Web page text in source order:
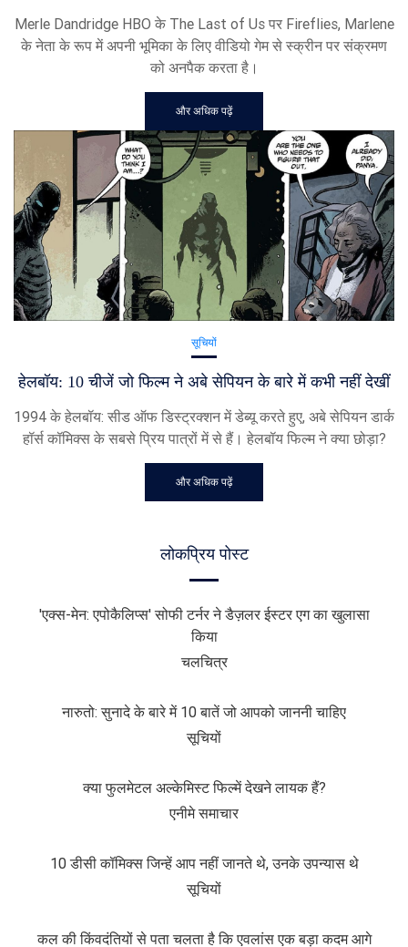
Merle Dandridge HBO के The Last of Us पर Fireflies, Marlene
के नेता के रूप में अपनी भूमिका के लिए वीडियो गेम से स्क्रीन पर संक्रमण
को अनपैक करता है।
और अधिक पढ़ें
सूचियों
हेलबॉय: 10 चीजें जो फिल्म ने अबे सेपियन के बारे में कभी नहीं देखीं
1994 के हेलबॉय: सीड ऑफ डिस्ट्रक्शन में डेब्यू करते हुए, अबे सेपियन डार्क
हॉर्स कॉमिक्स के सबसे प्रिय पात्रों में से हैं। हेलबॉय फिल्म ने क्या छोड़ा?
और अधिक पढ़ें
लोकप्रिय पोस्ट
'एक्स-मेन: एपोकैलिप्स' सोफी टर्नर ने डैज़लर ईस्टर एग का खुलासा
किया
चलचित्र
नारुतो: सुनादे के बारे में 10 बातें जो आपको जाननी चाहिए
सूचियों
क्या फुलमेटल अल्केमिस्ट फिल्में देखने लायक हैं?
एनीमे समाचार
10 डीसी कॉमिक्स जिन्हें आप नहीं जानते थे, उनके उपन्यास थे
सूचियों
कल की किंवदंतियों से पता चलता है कि एवलांस एक बड़ा कदम आगे